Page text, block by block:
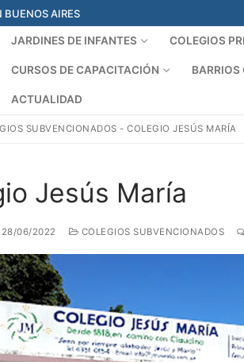
BUENOS AIRES
JARDINES DE INFANTES COLEGIOS
CURSOS DE CAPACITACIÓN BARRIOS
ACTUALIDAD
SUBVENCIONADOS -COLEGIO JESÚS MARÍA
Jesús María
28/06/2022 COLEGIOS SUBVENCIONADOS